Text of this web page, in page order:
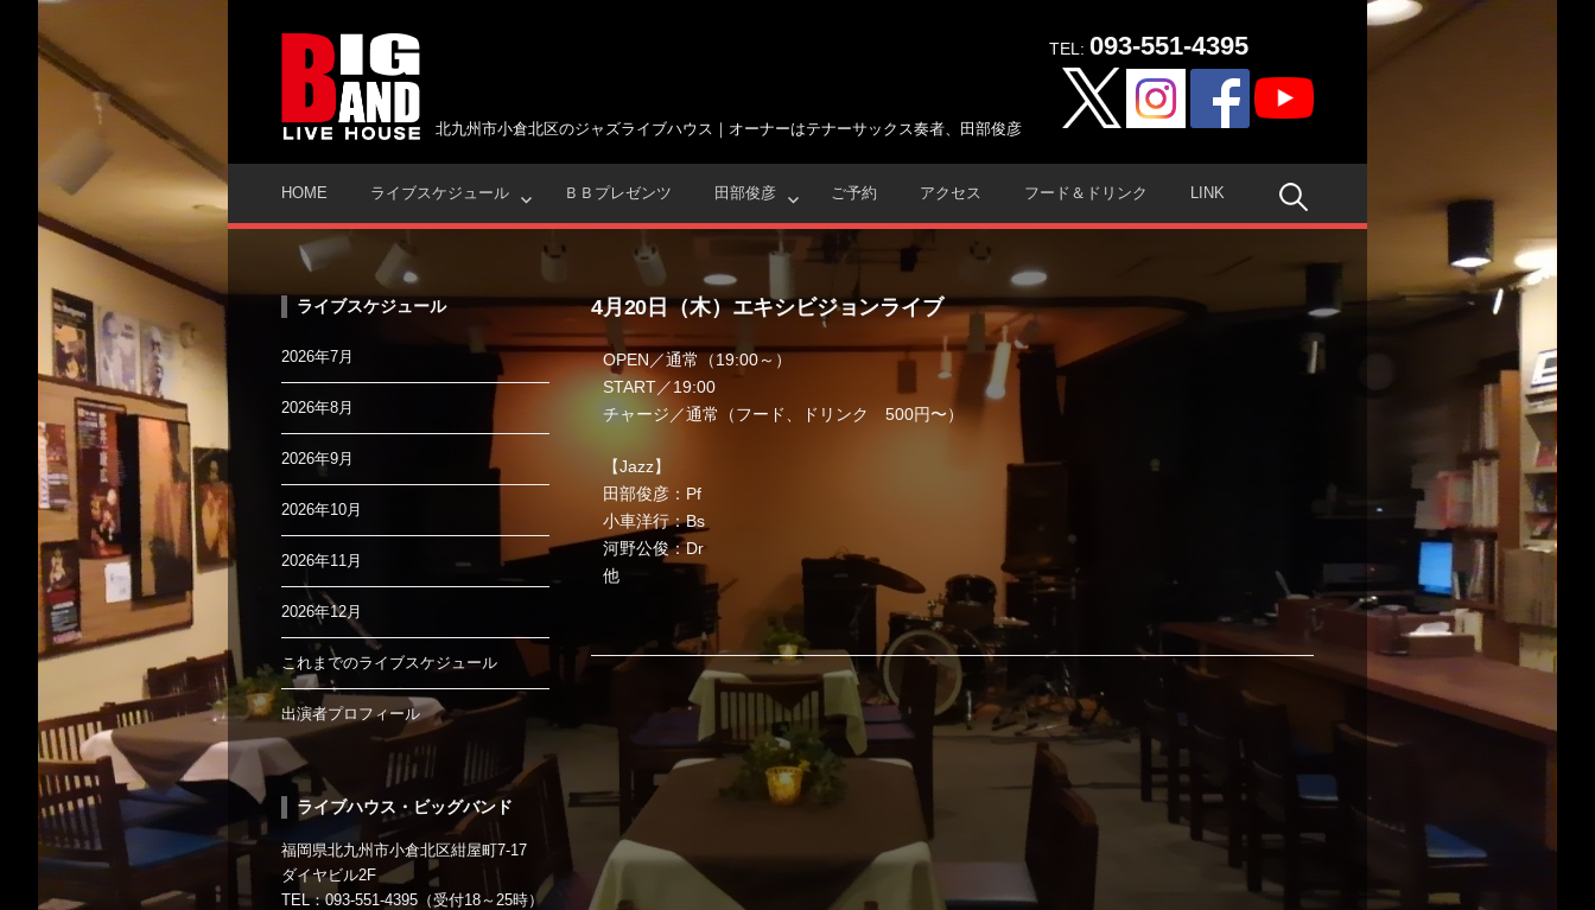
ッ
北九州市小倉北区のジャズライブハウス｜オーナーはテナーサックス奏者、田部俊彦
TEL: 093-551-4395
HOME ライブスケジュール ＢＢプレゼンツ 田部俊彦 ご予約 アクセス フード＆ドリンク LINK 検
4月20日（木）エキシビジョンライブ
OPEN／通常（19:00～）
START／19:00
チャージ／通常（フード、ドリンク 500円〜）
【Jazz】
田部俊彦：Pf
小車洋行：Bs
河野公俊：Dr
他
ライブスケジュール
2026年7月
2026年8月
2026年9月
2026年10月
2026年11月
2026年12月
これまでのライブスケジュール
出演者プロフィール
ライブハウス・ビッグバンド
福岡県北九州市小倉北区紺屋町7-17
ダイヤビル2F
TEL：093-551-4395（受付18～25時）